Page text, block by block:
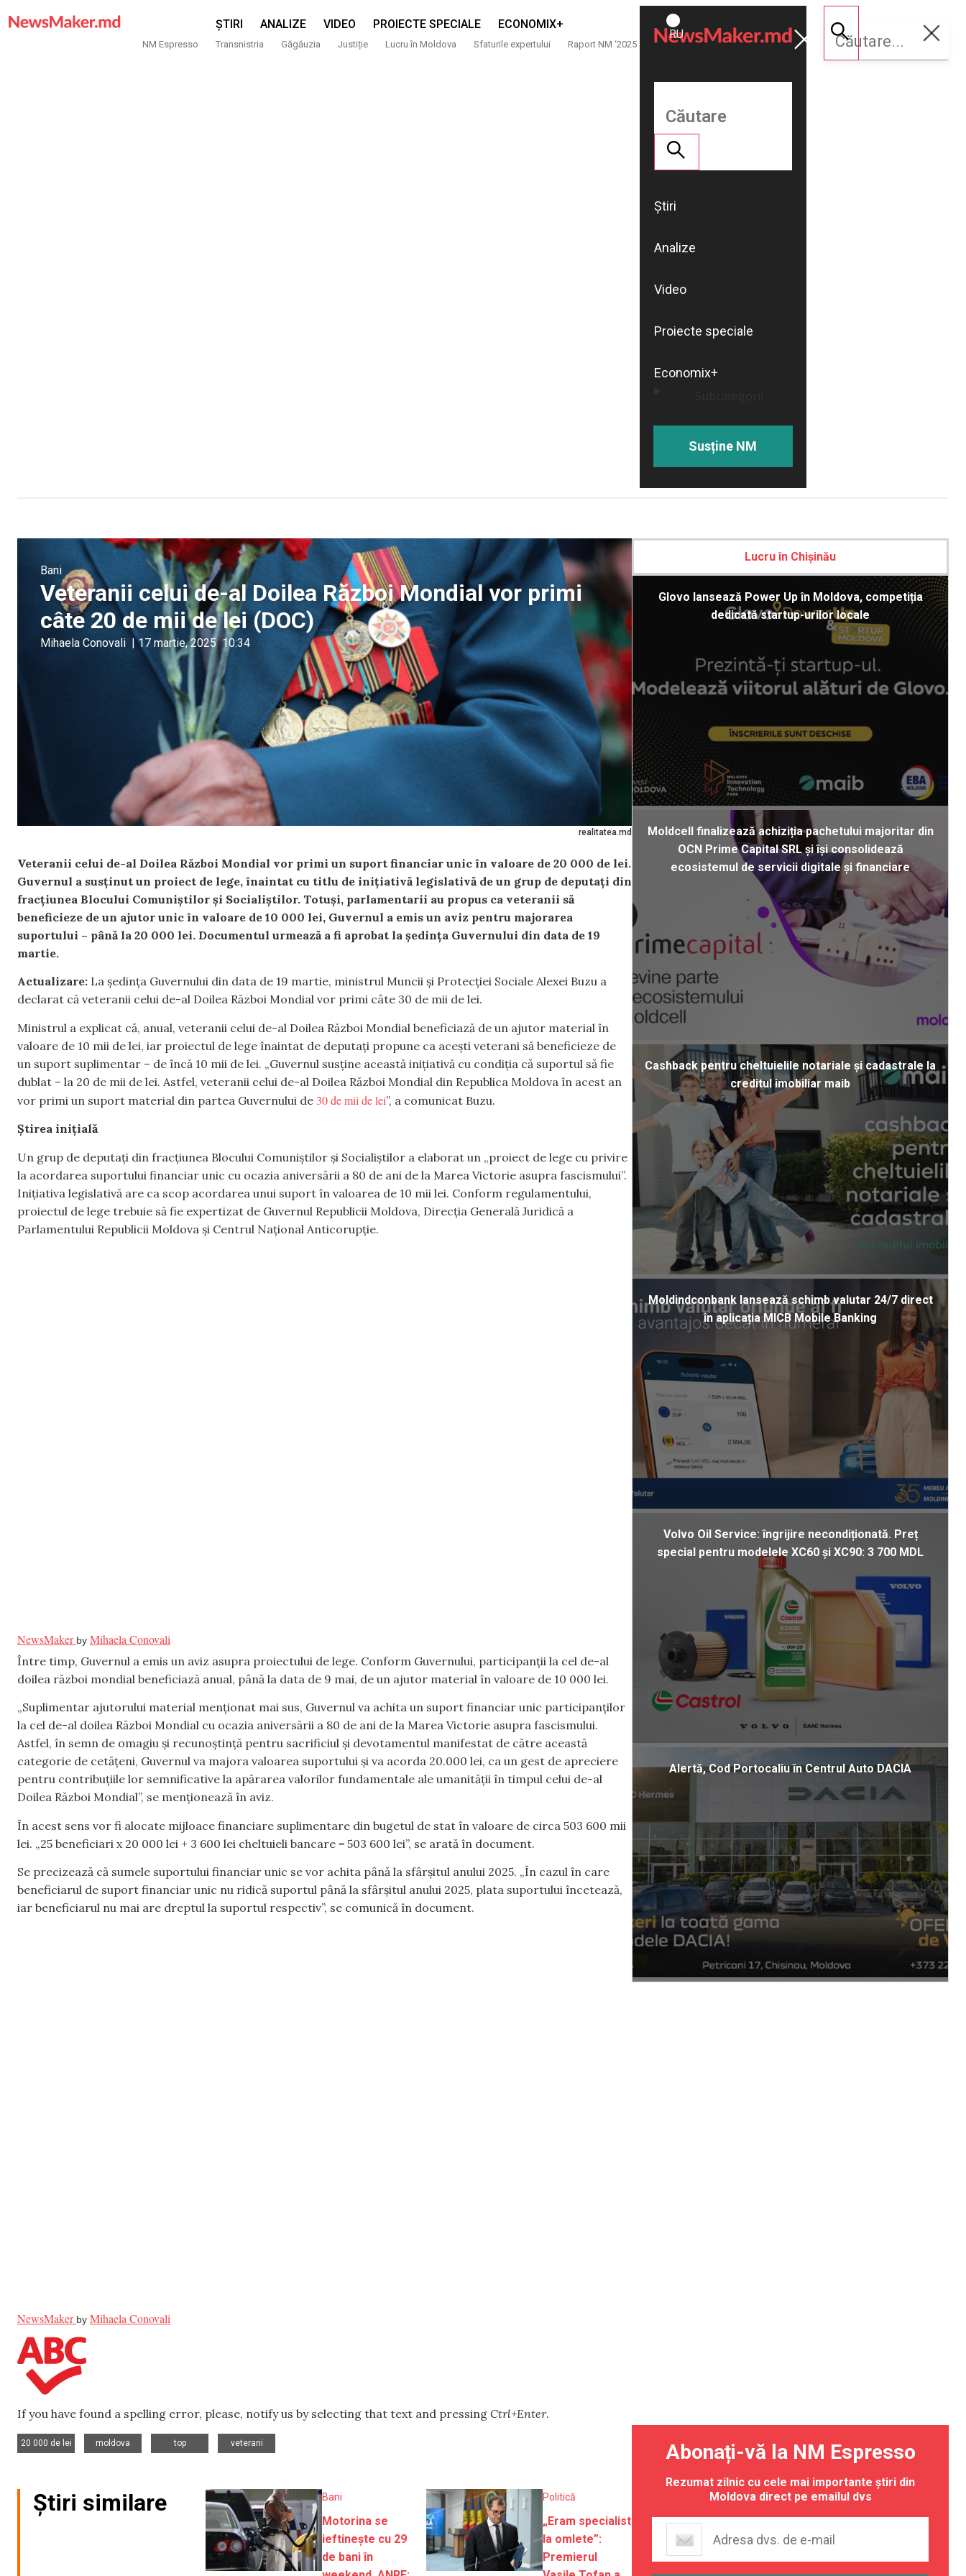
ȘTIRI ANALIZE VIDEO PROIECTE SPECIALE ECONOMIX+
NM Espresso Transnistria Găgăuzia Justiție Lucru în Moldova Sfaturile expertului Raport NM ‘2025
ROMÂNĂ
RU
Susține
NM
Știri
Analize
Video
Proiecte speciale
Economix+
Susține NM
realitatea.md
Bani
Veteranii celui de-al Doilea Război Mondial vor primi
câte 20 de mii de lei (DOC)
Mihaela Conovali | 17 martie, 2025 10:34
Veteranii celui de-al Doilea Război Mondial vor primi un suport financiar unic în valoare de 20 000 de lei.
Guvernul a susținut un proiect de lege, înaintat cu titlu de inițiativă legislativă de un grup de deputați din
fracțiunea Blocului Comuniștilor și Socialiștilor. Totuși, parlamentarii au propus ca veteranii să
beneficieze de un ajutor unic în valoare de 10 000 lei, Guvernul a emis un aviz pentru majorarea
suportului – până la 20 000 lei. Documentul urmează a fi aprobat la ședința Guvernului din data de 19
martie.
Actualizare: La ședința Guvernului din data de 19 martie, ministrul Muncii și Protecției Sociale Alexei Buzu a
declarat că veteranii celui de-al Doilea Război Mondial vor primi câte 30 de mii de lei.
Ministrul a explicat că, anual, veteranii celui de-al Doilea Război Mondial beneficiază de un ajutor material în
valoare de 10 mii de lei, iar proiectul de lege înaintat de deputați propune ca acești veterani să beneficieze de
un suport suplimentar – de încă 10 mii de lei. „Guvernul susține această inițiativă cu condiția că suportul să fie
dublat – la 20 de mii de lei. Astfel, veteranii celui de-al Doilea Război Mondial din Republica Moldova în acest an
vor primi un suport material din partea Guvernului de 30 de mii de lei”, a comunicat Buzu.
Știrea inițială
Un grup de deputați din fracțiunea Blocului Comuniștilor și Socialiștilor a elaborat un „proiect de lege cu privire
la acordarea suportului financiar unic cu ocazia aniversării a 80 de ani de la Marea Victorie asupra fascismului”.
Inițiativa legislativă are ca scop acordarea unui suport în valoarea de 10 mii lei. Conform regulamentului,
proiectul de lege trebuie să fie expertizat de Guvernul Republicii Moldova, Direcția Generală Juridică a
Parlamentului Republicii Moldova și Centrul Național Anticorupție.
NewsMaker by Mihaela Conovali
Între timp, Guvernul a emis un aviz asupra proiectului de lege. Conform Guvernului, participanții la cel de-al
doilea război mondial beneficiază anual, până la data de 9 mai, de un ajutor material în valoare de 10 000 lei.
„Suplimentar ajutorului material menționat mai sus, Guvernul va achita un suport financiar unic participanților
la cel de-al doilea Război Mondial cu ocazia aniversării a 80 de ani de la Marea Victorie asupra fascismului.
Astfel, în semn de omagiu și recunoștință pentru sacrificiul și devotamentul manifestat de către această
categorie de cetățeni, Guvernul va majora valoarea suportului și va acorda 20.000 lei, ca un gest de apreciere
pentru contribuțiile lor semnificative la apărarea valorilor fundamentale ale umanității în timpul celui de-al
Doilea Război Mondial”, se menționează în aviz.
În acest sens vor fi alocate mijloace financiare suplimentare din bugetul de stat în valoare de circa 503 600 mii
lei. „25 beneficiari x 20 000 lei + 3 600 lei cheltuieli bancare = 503 600 lei”, se arată în document.
Se precizează că sumele suportului financiar unic se vor achita până la sfârșitul anului 2025. „În cazul în care
beneficiarul de suport financiar unic nu ridică suportul până la sfârșitul anului 2025, plata suportului încetează,
iar beneficiarul nu mai are dreptul la suportul respectiv”, se comunică în document.
NewsMaker by Mihaela Conovali
If you have found a spelling error, please, notify us by selecting that text and pressing Ctrl+Enter.
20 000 de lei
moldova
top
veterani
Știri similare Bani
Motorina se
ieftinește cu 29
de bani în
Politică
„Eram specialist
la omlete”:
Premierul
Lucru în Chișinău
Glovo lansează Power Up în Moldova, competiția
dedicată startup-urilor locale
Moldcell finalizează achiziția pachetului majoritar din
OCN Prime Capital SRL și își consolidează
ecosistemul de servicii digitale și financiare
Cashback pentru cheltuielile notariale și cadastrale la
creditul imobiliar maib
Moldindconbank lansează schimb valutar 24/7 direct
în aplicația MICB Mobile Banking
Volvo Oil Service: îngrijire necondiționată. Preț
special pentru modelele XC60 și XC90: 3 700 MDL
Alertă, Cod Portocaliu în Centrul Auto DACIA
Abonați-vă la NM Espresso
Rezumat zilnic cu cele mai importante știri din
Moldova direct pe emailul dvs